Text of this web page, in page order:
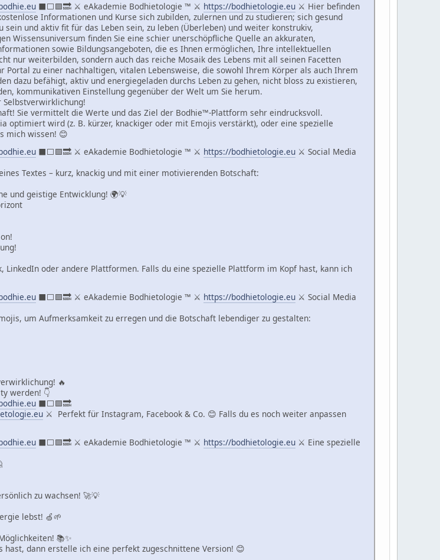
⬛️⬜️🟪🔜 ⚔ eAkademie Bodhietologie ™ ⚔ https://bodhietologie.eu ⚔ Hier befinden
Informationen und Kurse sich zubilden, zulernen und zu studieren; sich gesund
und aktiv fit für das Leben sein, zu leben (Überleben) und weiter konstrukiv,
Wissensuniversum finden Sie eine schier unerschöpfliche Quelle an akkuraten,
sowie Bildungsangeboten, die es Ihnen ermöglichen, Ihre intellektuellen
nur weiterbilden, sondern auch das reiche Mosaik des Lebens mit all seinen Facetten
zu einer nachhaltigen, vitalen Lebensweise, die sowohl Ihrem Körper als auch Ihrem
dazu befähigt, aktiv und energiegeladen durchs Leben zu gehen, nicht bloss zu existieren,
kommunikativen Einstellung gegenüber der Welt um Sie herum.
Sie vermittelt die Werte und das Ziel der Bodhie™-Plattform sehr eindrucksvoll.
optimiert wird (z. B. kürzer, knackiger oder mit Emojis verstärkt), oder eine spezielle
mich wissen! 😊
⬛️⬜️🟪🔜 ⚔ eAkademie Bodhietologie ™ ⚔ https://bodhietologie.eu ⚔ Social Media
Textes – kurz, knackig und mit einer motivierenden Botschaft:
und geistige Entwicklung! 🌍💡
LinkedIn oder andere Plattformen. Falls du eine spezielle Plattform im Kopf hast, kann ich
⬛️⬜️🟪🔜 ⚔ eAkademie Bodhietologie ™ ⚔ https://bodhietologie.eu ⚔ Social Media
um Aufmerksamkeit zu erregen und die Botschaft lebendiger zu gestalten:
🔥
werden! 👇
⬛️⬜️🟪🔜
⚔ Perfekt für Instagram, Facebook & Co. 😊 Falls du es noch weiter anpassen
⬛️⬜️🟪🔜 ⚔ eAkademie Bodhietologie ™ ⚔ https://bodhietologie.eu ⚔ Eine spezielle
zu wachsen! 🚀💡
lebst! 🍏🌱
📚✨
dann erstelle ich eine perfekt zugeschnittene Version! 😊